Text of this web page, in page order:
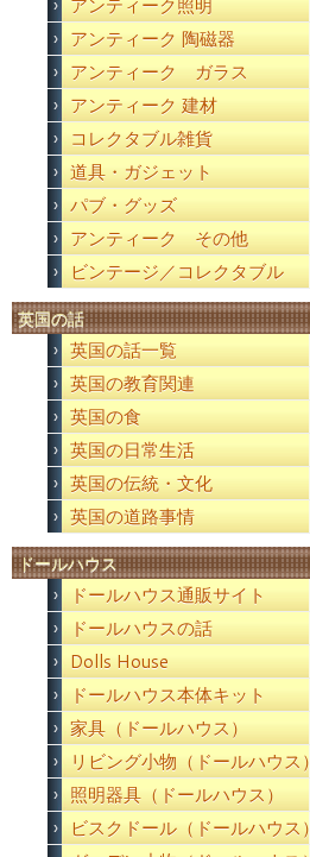
アンティーク照明
アンティーク 陶磁器
アンティーク ガラス
アンティーク 建材
コレクタブル雑貨
道具・ガジェット
パブ・グッズ
アンティーク その他
ビンテージ／コレクタブル
英国の話
英国の話一覧
英国の教育関連
英国の食
英国の日常生活
英国の伝統・文化
英国の道路事情
ドールハウス
ドールハウス通販サイト
ドールハウスの話
Dolls House
ドールハウス本体キット
家具（ドールハウス）
リビング小物（ドールハウス）
照明器具（ドールハウス）
ビスクドール（ドールハウス）